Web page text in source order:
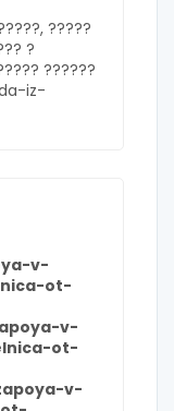
?????
?
??????
iz-
v-
ot-
v-
ot-
v-